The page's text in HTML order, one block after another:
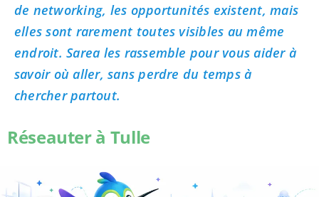
de networking, les opportunités existent, mais
elles sont rarement toutes visibles au même
endroit. Sarea les rassemble pour vous aider à
savoir où aller, sans perdre du temps à
chercher partout.
Réseauter à Tulle